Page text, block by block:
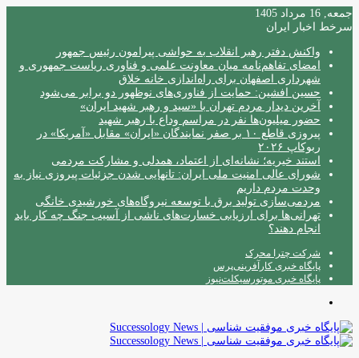
جمعه, 16 مرداد 1405
سرخط اخبار ایران
واکنش دفتر رهبر انقلاب به حواشی پیرامون رئیس جمهور
امضای تفاهم‌نامه میان معاونت علمی و فناوری ریاست جمهوری و
شهرداری اصفهان برای راه‌اندازی خانه خلاق
حسین افشین: حمایت از فناوری‌های نوظهور دو برابر می‌شود
آخرین دیدار مردم تهران با «سید و رهبر شهید ایران»
حضور میلیون‌ها نفر در مراسم وداع با رهبر شهید
پیروزی قاطع ۱۰ بر صفر نمایندگان «ایران» مقابل «آمریکا» در
ربوکاپ ۲۰۲۶
استند خیریه؛ نشانه‌ای از اعتماد، همدلی و مشارکت مردمی
شورای عالی امنیت ملی ایران: تانهایی شدن جزئیات پیروزی نیاز به
وحدت مردم داریم
مردمی‌سازی تولید برق با توسعه نیروگاه‌های خورشیدی خانگی
تهرانی‌ها برای ارزیابی خسارت‌های ناشی از آسیب جنگ چه کار باید
انجام دهند؟
شرکت چترا محرک
پایگاه خبری کارآفرینی‌پرس
پایگاه خبری موتورسیکلت‌نیوز